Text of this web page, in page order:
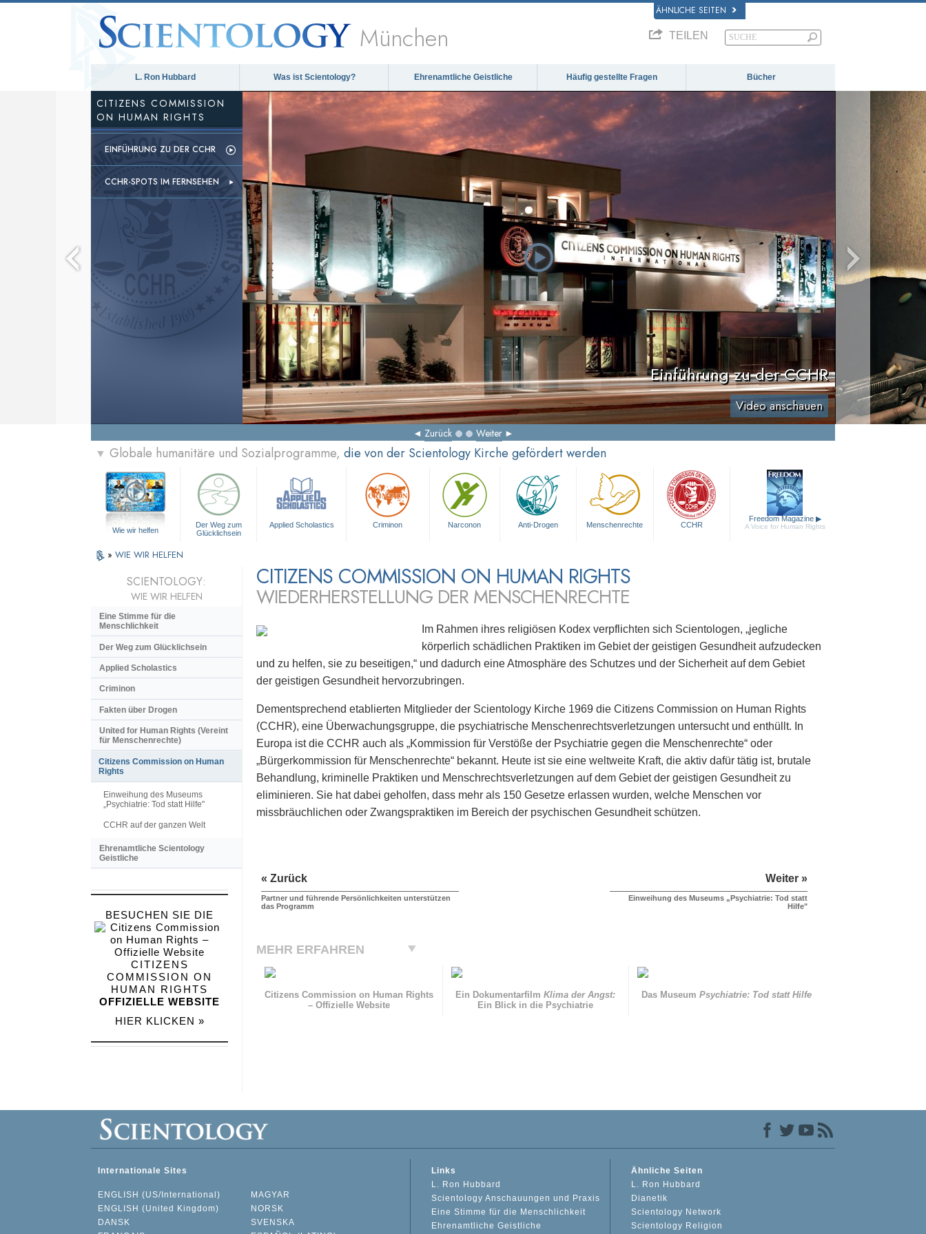
ÄHNLICHE SEITEN
München TEILEN
L. Ron Hubbard Was ist Scientology? Ehrenamtliche Geistliche Häufig gestellte Fragen Bücher
CITIZENS COMMISSION
ON HUMAN RIGHTS
EINFÜHRUNG ZU DER CCHR
CCHR-SPOTS IM FERNSEHEN
Einführung zu der CCHR
Video anschauen
Zurück Weiter
▼ Globale humanitäre und Sozialprogramme, die von der Scientology Kirche gefördert werden
Wie wir helfen
Der Weg zum
Glücklichsein
Applied Scholastics Criminon Narconon Anti-Drogen Menschenrechte CCHR
Freedom Magazine ▶
A Voice for Human Rights
» WIE WIR HELFEN
CITIZENS COMMISSION ON HUMAN RIGHTS
WIEDERHERSTELLUNG DER MENSCHENRECHTE
Im Rahmen ihres religiösen Kodex verpflichten sich Scientologen, „jegliche
körperlich schädlichen Praktiken im Gebiet der geistigen Gesundheit aufzudecken
und zu helfen, sie zu beseitigen,“ und dadurch eine Atmosphäre des Schutzes und der Sicherheit auf dem Gebiet
der geistigen Gesundheit hervorzubringen.
Dementsprechend etablierten Mitglieder der Scientology Kirche 1969 die Citizens Commission on Human Rights
(CCHR), eine Überwachungsgruppe, die psychiatrische Menschenrechtsverletzungen untersucht und enthüllt. In
Europa ist die CCHR auch als „Kommission für Verstöße der Psychiatrie gegen die Menschenrechte“ oder
„Bürgerkommission für Menschenrechte“ bekannt. Heute ist sie eine weltweite Kraft, die aktiv dafür tätig ist, brutale
Behandlung, kriminelle Praktiken und Menschrechtsverletzungen auf dem Gebiet der geistigen Gesundheit zu
eliminieren. Sie hat dabei geholfen, dass mehr als 150 Gesetze erlassen wurden, welche Menschen vor
missbräuchlichen oder Zwangspraktiken im Bereich der psychischen Gesundheit schützen.
« Zurück
Partner und führende Persönlichkeiten unterstützen
das Programm
Weiter »
Einweihung des Museums „Psychiatrie: Tod statt
Hilfe"
MEHR ERFAHREN
Citizens Commission on Human Rights
– Offizielle Website
Ein DokumentarfilmKlima der Angst:
Ein Blick in die Psychiatrie
Das MuseumPsychiatrie: Tod statt Hilfe
SCIENTOLOGY:
WIE WIR HELFEN
Eine Stimme für die
Menschlichkeit
Der Weg zum Glücklichsein
Applied Scholastics
Criminon
Fakten über Drogen
United for Human Rights (Vereint
für Menschenrechte)
Citizens Commission on Human
Rights
Einweihung des Museums
„Psychiatrie: Tod statt Hilfe"
CCHR auf der ganzen Welt
Ehrenamtliche Scientology
Geistliche
BESUCHEN SIE DIE
CITIZENS
COMMISSION ON
HUMAN RIGHTS
OFFIZIELLE WEBSITE
HIER KLICKEN »
Internationale Sites
ENGLISH (US/International)
ENGLISH (United Kingdom)
DANSK
MAGYAR
NORSK
SVENSKA
Links
L. Ron Hubbard
Scientology Anschauungen und Praxis
Eine Stimme für die Menschlichkeit
Ehrenamtliche Geistliche
Ähnliche Seiten
L. Ron Hubbard
Dianetik
Scientology Network
Scientology Religion